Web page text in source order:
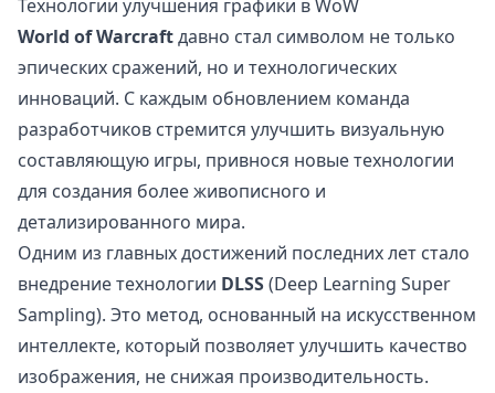
Технологии улучшения графики в WoW
World of Warcraftдавно стал символом не только
эпических сражений, но и технологических
инноваций. С каждым обновлением команда
разработчиков стремится улучшить визуальную
составляющую игры, привнося новые технологии
для создания более живописного и
детализированного мира.
Одним из главных достижений последних лет стало
внедрение технологии DLSS(Deep Learning Super
Sampling). Это метод, основанный на искусственном
интеллекте, который позволяет улучшить качество
изображения, не снижая производительность.